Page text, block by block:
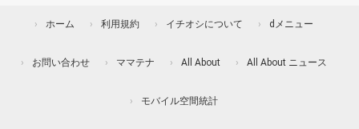
ホーム 利用規約 イチオシについて dメニュー
お問い合わせ ママテナ All About All About ニュース
モバイル空間統計